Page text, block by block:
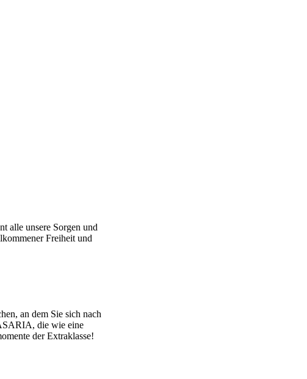
alle unsere Sorgen und
Freiheit und
an dem Sie sich nach
die wie eine
der Extraklasse!